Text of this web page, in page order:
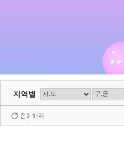
지역별